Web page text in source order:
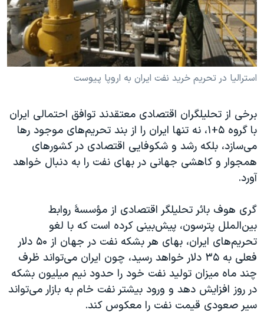
فرهنگ و زندگی
حقوق شهروندی
اقتصادی
علم و فناوری
گالری عکس
آرشیو پخش زنده
مستندها
انتخابات ریاست جمهوری آمریکا ۲۰۲۴
حمله جمهوری اسلامی به اسرائیل
رمز مهسا
اعتراضات زن، زندگی، آزادی
مجموعه مستندهای دادخواهی
تریبونال مردمی آبان ۹۸
دادگاه حمید نوری
چهل سال گروگان‌گیری
قانون شفافیت دارائی کادر رهبری ایران
اعتراضات مردمی آبان ۹۸
اسرائیل در جنگ
نرگس محمدی برنده جایزه نوبل صلح
همایش محافظه‌کاران آمریکا «سی‌پک»
دنبال کنید
استرالیا در تحریم خرید نفت ایران به اروپا پیوست
برخی از تحليلگران اقتصادی معتقدند توافق احتمالی ايران
با گروه ۵+۱، نه تنها ايران را از بند تحريم‌های موجود رها
می‌سازد، بلکه رشد و شکوفايی اقتصادی در کشورهای
همجوار و کاهشی جهانی در بهای نفت را به دنبال خواهد
آورد.
گری هوف بائر تحليلگر اقتصادی از مؤسسۀ روابط
بين‌الملل پترسون، پيش‌بينی کرده است که با لغو
تحريم‌های ايران، بهای هر بشکه نفت در جهان از ۵۰ دلار
فعلی به ۳۵ دلار خواهد رسيد، چون ايران می‌تواند ظرف
چند ماه میزان توليد نفت خود را حدود نيم ميليون بشکه
در روز افزایش دهد و ورود بيشتر نفت خام به بازار می‌تواند
سیر صعودی قیمت نفت را معکوس کند.